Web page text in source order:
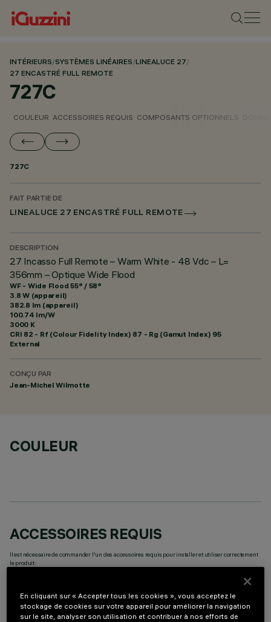
INTÉRIEURS/SYSTÈMES LINÉAIRES/LINEALUCE 27/
27 ENCASTRÉ FULL REMOTE
727C
COULEUR ACCESSOIRES REQUIS COMPOSANTS OPTIONNELS
727C
FAIT PARTIE DE
LINEALUCE 27 ENCASTRÉ FULL REMOTE
DESCRIPTION
27 Incasso Full Remote – Warm White - 48 Vdc – L=
356mm – Optique Wide Flood
WF - Wide Flood 55° / 58°
3.8 W (appareil)
382.8 lm (appareil)
100.74 lm/W
3000 K
CRI 82 - Rf (Colour Fidelity Index) 87 - Rg (Gamut Index) 95
External
CONÇU PAR
Jean-Michel Wilmotte
COULEUR
ACCESSOIRES REQUIS
Il est nécessaire de commander l'un des accessoires requis pour installer et utiliser correctement
le produit:
En cliquant sur « Accepter tous les cookies », vous acceptez le
stockage de cookies sur votre appareil pour améliorer la navigation
sur le site, analyser son utilisation et contribuer à nos efforts de